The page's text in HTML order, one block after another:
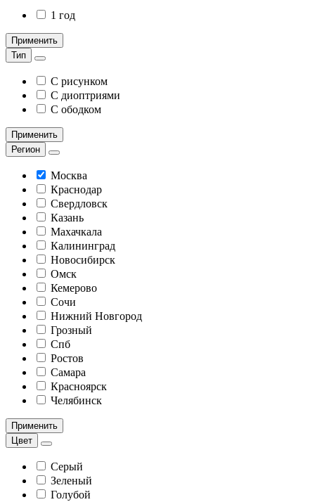
1 год
Применить
Тип
С рисунком
С диоптриями
С ободком
Применить
Регион
Москва
Краснодар
Свердловск
Казань
Махачкала
Калининград
Новосибирск
Омск
Кемерово
Сочи
Нижний Новгород
Грозный
Спб
Ростов
Самара
Красноярск
Челябинск
Применить
Цвет
Серый
Зеленый
Голубой